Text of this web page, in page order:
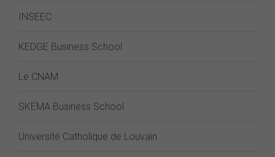
INSEEC
KEDGE Business School
Le CNAM
SKEMA Business School
Université Catholique de Louvain